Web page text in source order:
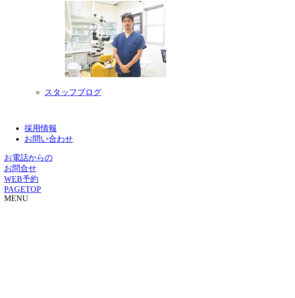
スタッフブログ
採用情報
お問い合わせ
お電話からの
お問合せ
WEB予約
PAGETOP
MENU